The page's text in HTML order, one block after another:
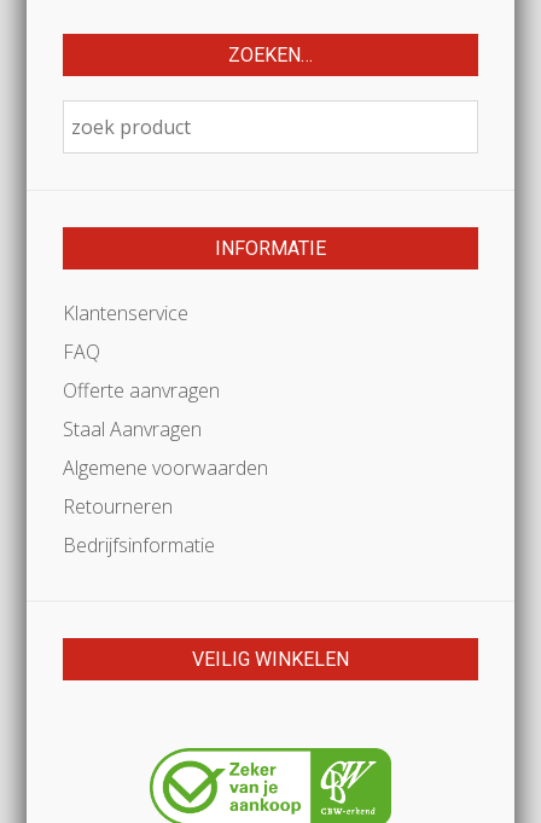
ZOEKEN…
INFORMATIE
Klantenservice
FAQ
Offerte aanvragen
Staal Aanvragen
Algemene voorwaarden
Retourneren
Bedrijfsinformatie
VEILIG WINKELEN